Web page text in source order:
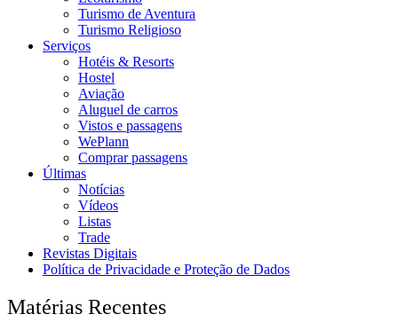
Turismo de Aventura
Turismo Religioso
Serviços
Hotéis & Resorts
Hostel
Aviação
Aluguel de carros
Vistos e passagens
WePlann
Comprar passagens
Últimas
Notícias
Vídeos
Listas
Trade
Revistas Digitais
Política de Privacidade e Proteção de Dados
Matérias Recentes